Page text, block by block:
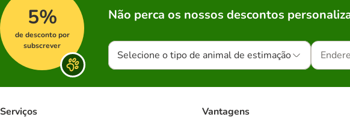
5%
de desconto por
subscrever
Não perca os nossos descontos
Selecione o tipo de animal de estimação
Serviços Vantagens